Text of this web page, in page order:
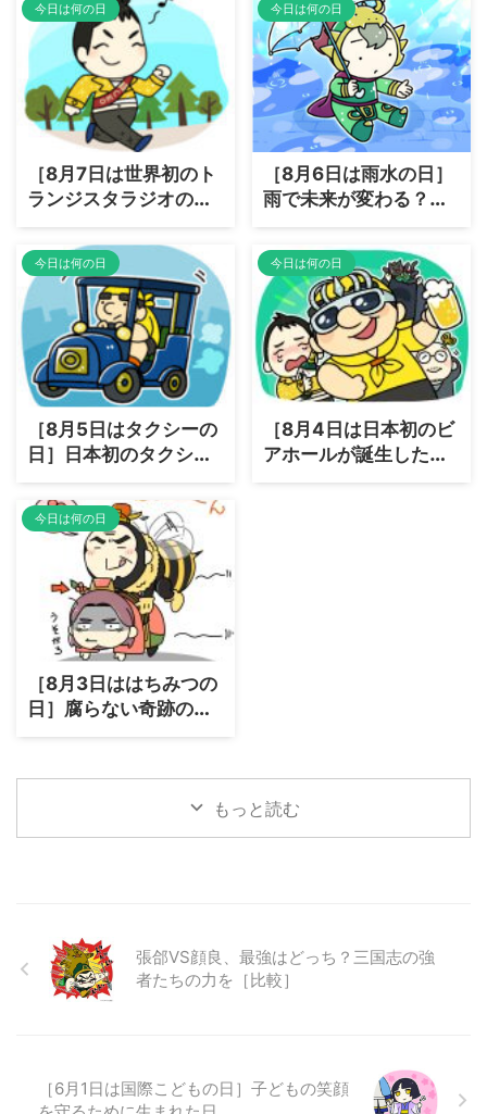
今日は何の日
［8月7日は世界初のト
ランジスタラジオの発
売日］ポケットに革
命！音が動き出した日
今日は何の日
［8月6日は雨水の日］
雨で未来が変わる？
「雨水」がエネルギー
になる日が来るかも
今日は何の日
［8月5日はタクシーの
日］日本初のタクシー
は黒塗りじゃなかっ
た！
今日は何の日
［8月4日は日本初のビ
アホールが誕生した］
あのビール会社が仕掛
今日は何の日
［8月3日ははちみつの
日］腐らない奇跡の食
品？はちみつが数千年
もっと読む
張郃VS顔良、最強はどっち？三国志の強
者たちの力を［比較］
［6月1日は国際こどもの日］子どもの笑顔